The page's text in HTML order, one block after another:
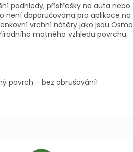
podhledy, přístřešky na auta nebo
není doporučována pro aplikace na
vrchní nátěry jako jsou Osmo
matného vzhledu povrchu.
povrch – bez obrušování!